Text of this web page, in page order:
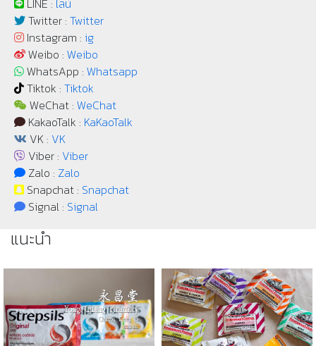
LINE : ไลน์
Twitter : Twitter
Instagram : ig
Weibo : Weibo
WhatsApp : Whatsapp
Tiktok : Tiktok
WeChat : WeChat
KakaoTalk : KaKaoTalk
VK : VK
Viber : Viber
Zalo : Zalo
Snapchat : Snapchat
Signal : Signal
แนะนำ